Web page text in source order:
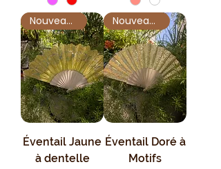
Nouveauté !
Éventail Jaune
à dentelle
Nouveauté !
Éventail Doré à
Motifs